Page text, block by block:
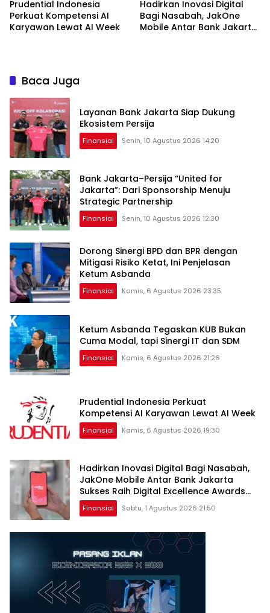
Prudential Indonesia
Perkuat Kompetensi AI
Karyawan Lewat AI Week
Hadirkan Inovasi Digital
Bagi Nasabah, JakOne
Mobile Antar Bank Jakarta
Baca Juga
Layanan Bank Jakarta Siap Dukung
Ekosistem Persija
Finansial Senin, 10 Agustus 2026 14:20
Bank Jakarta–Persija “United for
Jakarta”: Dari Sponsorship Menuju
Strategic Partnership
Finansial Senin, 10 Agustus 2026 12:30
Dorong Sinergi BPD dan BPR dengan
Mitigasi Risiko Ketat, Ini Penjelasan
Ketum Asbanda
Finansial Kamis, 6 Agustus 2026 23:35
Ketum Asbanda Tegaskan KUB Bukan
Cuma Modal, tapi Sinergi IT dan SDM
Finansial Kamis, 6 Agustus 2026 21:26
Prudential Indonesia Perkuat
Kompetensi AI Karyawan Lewat AI Week
Finansial Kamis, 6 Agustus 2026 19:30
Hadirkan Inovasi Digital Bagi Nasabah,
JakOne Mobile Antar Bank Jakarta
Sukses Raih Digital Excellence Awards
2026
Finansial Sabtu, 1 Agustus 2026 21:50